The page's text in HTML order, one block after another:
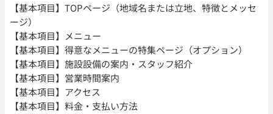
【基本項目】TOPページ（地域名または立地、特徴とメッセ
ージ）
【基本項目】メニュー
【基本項目】得意なメニューの特集ページ（オプション）
【基本項目】施設設備の案内・スタッフ紹介
【基本項目】営業時間案内
【基本項目】アクセス
【基本項目】料金・支払い方法